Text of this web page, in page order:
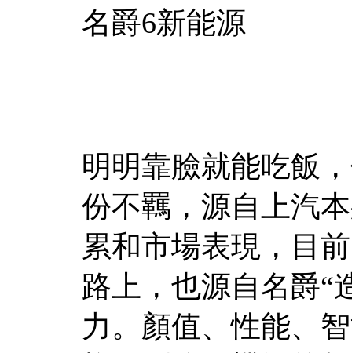
名爵6新能源
明明靠臉就能吃飯
份不羈，源自上汽
累和市場表現，目
路上，也源自名爵“
力。顏值、性能、